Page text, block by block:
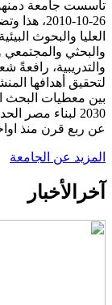
العليا والبحوث
والبحثي والمجتمعي
والتدريبية، رافعةً
لتحقيق أهدافها
بين معطيات البحث
2030 لبناء مصر
عن ربع قرن منذ
المزيد عن الجامعة
آخر الأخبار